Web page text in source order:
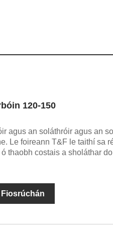
120-150
agus an soláthróir agus an
Le foireann T&F le taithí sa
thaobh costais a sholáthar